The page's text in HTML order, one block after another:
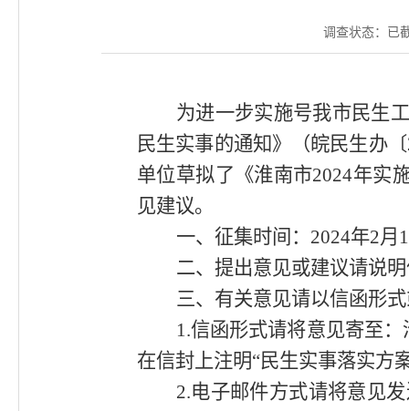
调查状态： 已
为进一步实施号我市民生
民生实事的通知》（皖民生办〔
单位草拟了《淮南市2024年实
见建议。
一、征集时间： 2024年2月1
二、提出意见或建议请说
三、有关意见请以信函形
1.信函形式请将意见寄至
在信封上注明“民生实事落实方
2.电子邮件方式请将意见